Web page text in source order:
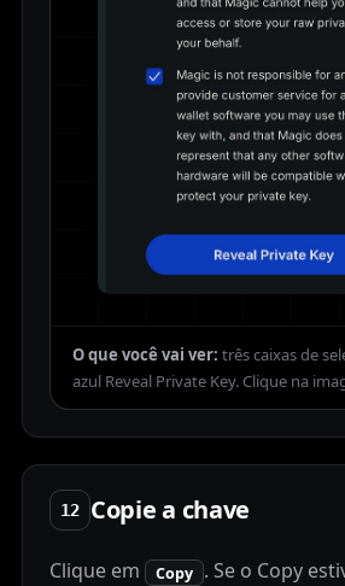
O que você vai ver: três caixas de
azul Reveal Private Key.
12 Copie a chave
Clique em Copy . Se o Copy